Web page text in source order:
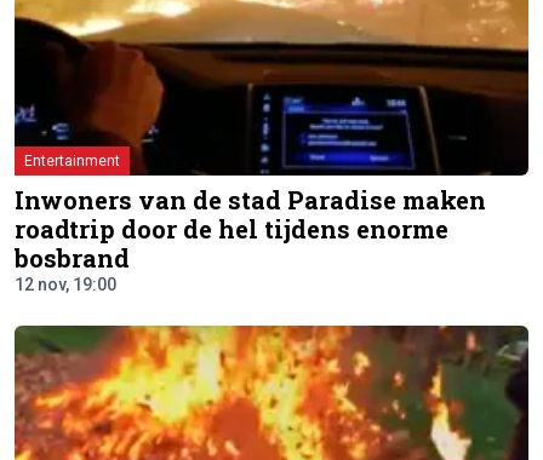
Entertainment
Inwoners van de stad Paradise maken
roadtrip door de hel tijdens enorme
bosbrand
12 nov, 19:00